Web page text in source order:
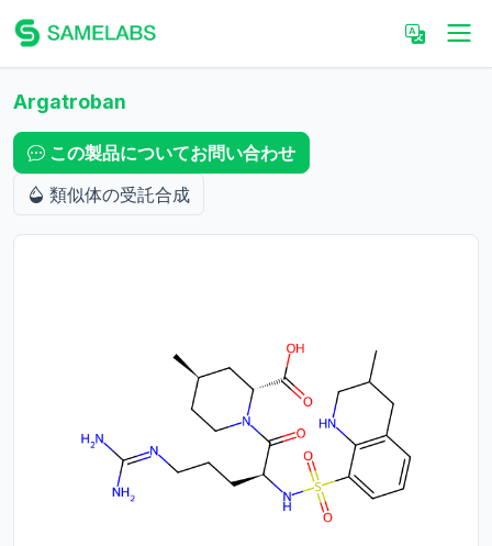
Argatroban
この製品についてお問い合わせ
類似体の受託合成